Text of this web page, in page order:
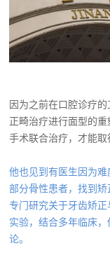
因为之前在口腔诊疗
正畸治疗进行面型的
手术联合治疗，才能取
他也见到有医生因为
部分骨性患者，找到矫
专门研究关于牙齿矫
实验，结合多年临床
论。